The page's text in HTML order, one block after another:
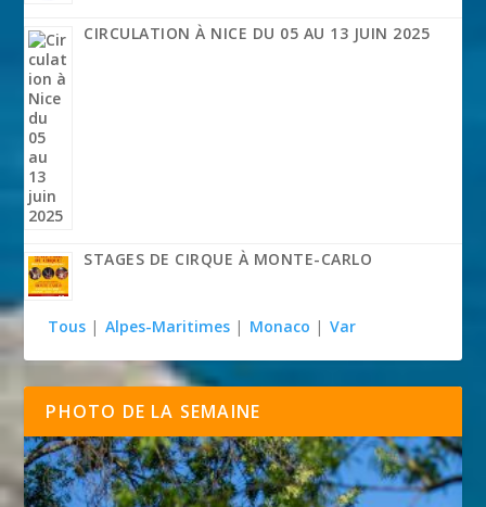
CIRCULATION À NICE DU 05 AU 13 JUIN 2025
STAGES DE CIRQUE À MONTE-CARLO
Tous | Alpes-Maritimes | Monaco | Var
PHOTO DE LA SEMAINE